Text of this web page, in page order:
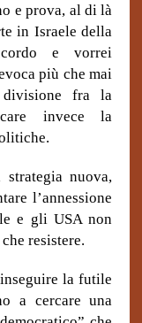
e prova, al di là
in Israele della
e vorrei
più che mai
fra la
invece la
nuova,
l’annessione
e gli USA non
resistere.
la futile
a cercare una